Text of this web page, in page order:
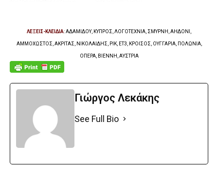
ΛΕΞΕΙΣ-ΚΛΕΙΔΙΑ: ΑΔΑΜΙΔΟΥ, ΚΥΠΡΟΣ, ΛΟΓΟΤΕΧΝΙΑ, ΣΜΥΡΝΗ, ΑΗΔΟΝΙ,
ΑΜΜΟΧΩΣΤΟΣ, ΑΚΡΙΤΑΣ, ΝΙΚΟΛΑΙΔΗΣ, ΡΙΚ, ΕΤ3, ΚΡΟΙΣΟΣ, ΟΥΓΓΑΡΙΑ, ΠΟΛΩΝΙΑ,
ΟΠΕΡΑ, ΒΙΕΝΝΗ, ΑΥΣΤΡΙΑ
Γιώργος Λεκάκης
See Full Bio